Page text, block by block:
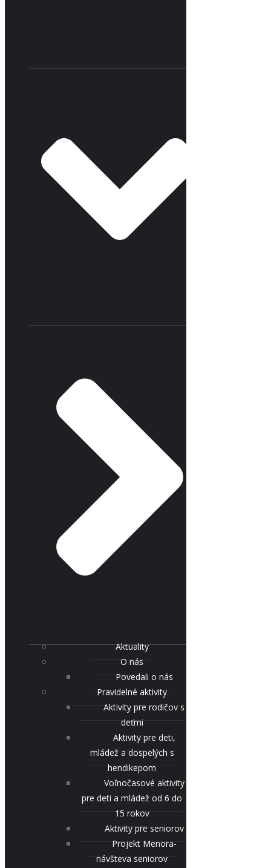
Aktuality
O nás
Povedali o nás
Pravidelné aktivity
Aktivity pre rodičov s
deťmi
Aktivity pre deti,
mládež a dospelých s
hendikepom
Voľnočasové aktivity
pre deti a mládež od 6 do
15 rokov
Aktivity pre seniorov
Projekt Menora-
návšteva seniorov